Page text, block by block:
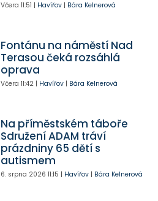
Včera 11:51 | Havířov| Bára Kelnerová
Fontánu na náměstí Nad
Terasou čeká rozsáhlá
oprava
Včera 11:42| Havířov| Bára Kelnerová
Na příměstském táboře
Sdružení ADAM tráví
prázdniny 65 dětí s
autismem
6. srpna 2026 11:15 | Havířov| Bára Kelnerová